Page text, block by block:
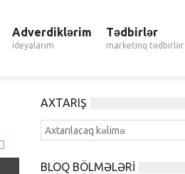
Adverdiklərim
ideyalarım
Tədbirlər
marketinq tədbirlər
AXTARIŞ
BLOQ BÖLMƏLƏRI